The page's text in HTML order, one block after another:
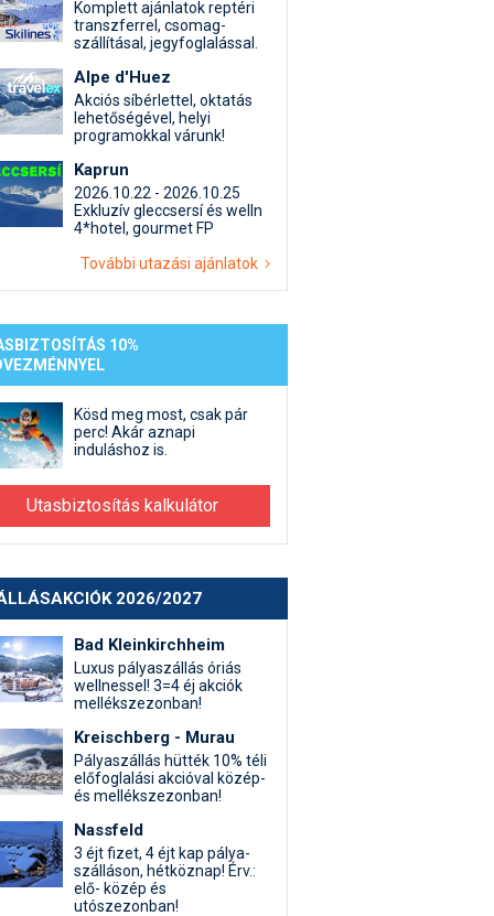
Termékkereső
egyéb síeléshez kapcsolódó téma
beszélgetések
Komplett ajánlatok reptéri
transzferrel, csomag-
szállításal, jegyfoglalással.
Alpe d'Huez
Akciós síbérlettel, oktatás
lehetőségével, helyi
programokkal várunk!
Kaprun
2026.10.22 - 2026.10.25
Exkluzív gleccsersí és welln
4*hotel, gourmet FP
További utazási ajánlatok
10%
Kösd meg most, csak pár
perc! Akár aznapi
induláshoz is.
Utasbiztosítás kalkulátor
2026/2027
Bad Kleinkirchheim
Luxus pályaszállás óriás
wellnessel! 3=4 éj akciók
mellékszezonban!
Kreischberg - Murau
Pályaszállás hütték 10% téli
előfoglalási akcióval közép-
és mellékszezonban!
Nassfeld
3 éjt fizet, 4 éjt kap pálya-
szálláson, hétköznap! Érv.:
elő- közép és
utószezonban!